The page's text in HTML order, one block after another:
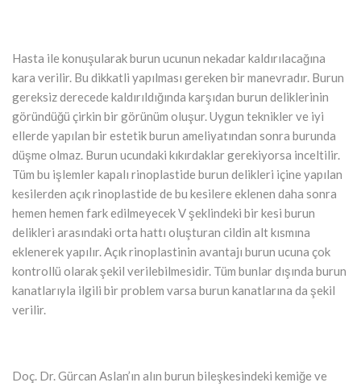
Hasta ile konuşularak burun ucunun nekadar kaldırılacağına
kara verilir. Bu dikkatli yapılması gereken bir manevradır. Burun
gereksiz derecede kaldırıldığında karşıdan burun deliklerinin
göründüğü çirkin bir görünüm oluşur. Uygun teknikler ve iyi
ellerde yapılan bir estetik burun ameliyatından sonra burunda
düşme olmaz. Burun ucundaki kıkırdaklar gerekiyorsa inceltilir.
Tüm bu işlemler kapalı rinoplastide burun delikleri içine yapılan
kesilerden açık rinoplastide de bu kesilere eklenen daha sonra
hemen hemen fark edilmeyecek V şeklindeki bir kesi burun
delikleri arasındaki orta hattı oluşturan cildin alt kısmına
eklenerek yapılır. Açık rinoplastinin avantajı burun ucuna çok
kontrollü olarak şekil verilebilmesidir. Tüm bunlar dışında burun
kanatlarıyla ilgili bir problem varsa burun kanatlarına da şekil
verilir.
Doç. Dr. Gürcan Aslan’ın alın burun bileşkesindeki kemiğe ve